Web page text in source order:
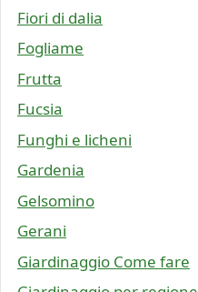
Fiori di dalia
Fogliame
Frutta
Fucsia
Funghi e licheni
Gardenia
Gelsomino
Gerani
Giardinaggio Come fare